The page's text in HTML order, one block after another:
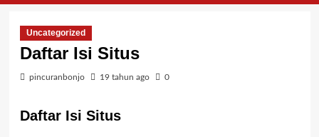
Uncategorized
Daftar Isi Situs
pincuranbonjo 19 tahun ago 0
Daftar Isi Situs